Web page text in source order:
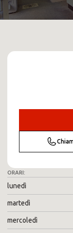
ORARI:
lunedì
martedì
mercoledì